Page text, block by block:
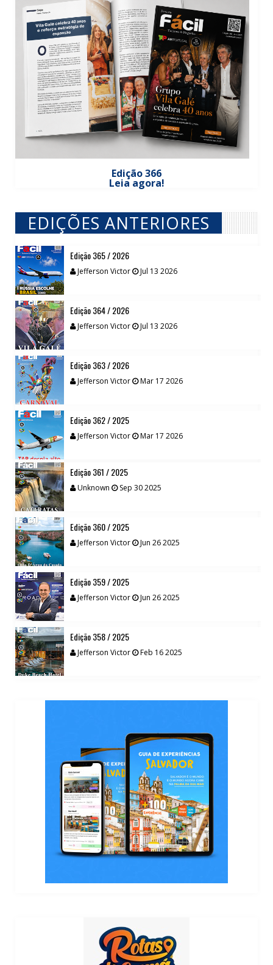
Edição 366
Leia agora!
EDIÇÕES ANTERIORES
// VIEW MORE BY EDIÇÕES ANTERIORES
Edição 365 / 2026
Jefferson Victor Jul 13 2026
Edição 364 / 2026
Jefferson Victor Jul 13 2026
Edição 363 / 2026
Jefferson Victor Mar 17 2026
Edição 362 / 2025
Jefferson Victor Mar 17 2026
Edição 361 / 2025
Unknown Sep 30 2025
Edição 360 / 2025
Jefferson Victor Jun 26 2025
Edição 359 / 2025
Jefferson Victor Jun 26 2025
Edição 358 / 2025
Jefferson Victor Feb 16 2025